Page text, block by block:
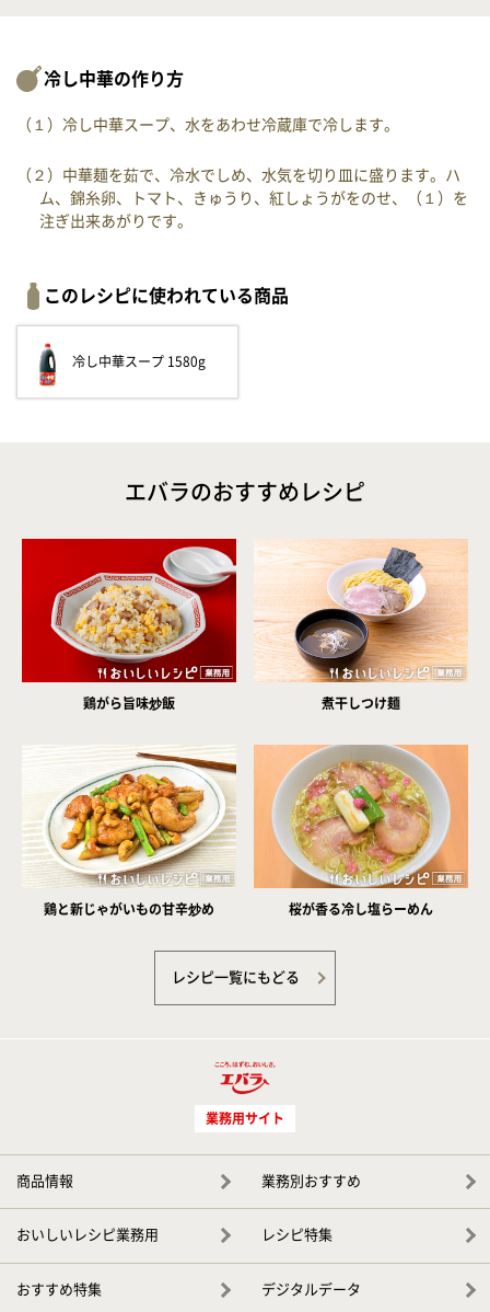
冷し中華の作り方
（１）冷し中華スープ、水をあわせ冷蔵庫で冷します。
（２）中華麺を茹で、冷水でしめ、水気を切り皿に盛ります。ハ
ム、錦糸卵、トマト、きゅうり、紅しょうがをのせ、（１）を
注ぎ出来あがりです。
このレシピに使われている商品
冷し中華スープ 1580g
エバラのおすすめレシピ
鶏がら旨味炒飯 煮干しつけ麺
鶏と新じゃがいもの甘辛炒め 桜が香る冷し塩らーめん
レシピ一覧にもどる
業務用サイト
商品情報 業務別おすすめ
おいしいレシピ業務用 レシピ特集
おすすめ特集 デジタルデータ